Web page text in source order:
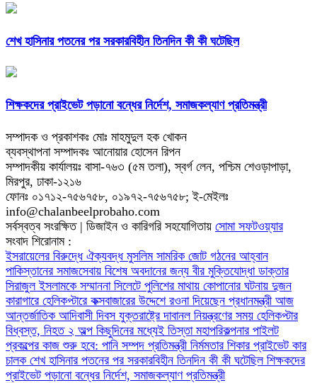
শেখ হাসিনার পতনের পর সরকারবিহীন তিনদিন কী কী ঘটেছিল
শিক্ষকদের প্রাইভেট পড়ানো বন্ধের নির্দেশ, সমাজকল্যাণ প্রতিমন্ত্রী
সম্পাদক ও প্রকাশকঃ মোঃ মাহমুদুল হক খোকন
ব্যবস্থাপনা সম্পাদকঃ আনোয়ার হোসেন রিপন
সম্পাদকীয় কার্যালয়ঃ বাসা-৭৬৩ (৫ম তলা), স্বর্গ লেন, পশ্চিম শেওড়াপাড়া,
মিরপুর, ঢাকা-১২১৬
ফোনঃ ০১৭১২-৭৫৬৭৫৮, ০১৯৭২-৭৫৬৭৫৮; ই-মেইলঃ
info@chalanbeelprobaho.com
সর্বস্বত্ব সংরক্ষিত | ডিজাইন ও কারিগরি সহযোগিতায় সোমা সফটওয়্যার
সংবাদ শিরোনাম :
ইসরায়েলের বিরুদ্ধে ঐক্যবদ্ধ মুসলিম সামরিক জোট গঠনের আহ্বান
পাকিস্তানের সমাজসেবায় বিশেষ অবদানের জন্য বীর মুক্তিযোদ্ধা ডাক্তার
সিরাজুল ইসলামকে সম্মাননা সিলেটে পুলিশের মাথায় কোপানোর ঘটনায় দুজন
কারাগারে হেলিকপ্টারে কক্সবাজারের উদ্দেশে রওনা দিয়েছেন প্রধানমন্ত্রী আজ
আন্তর্জাতিক আদিবাসী দিবস যুক্তরাষ্ট্রে দাবানল নিয়ন্ত্রণের সময় হেলিকপ্টার
বিধ্বস্ত, নিহত ২ অল্প কিছুদিনের মধ্যেই তিস্তা মহাপরিকল্পনার পাইলট
প্রকল্পের কাজ শুরু হবে: পানি সম্পদ প্রতিমন্ত্রী নির্মমতার শিকার প্রাইভেট কার
চালক শেখ হাসিনার পতনের পর সরকারবিহীন তিনদিন কী কী ঘটেছিল শিক্ষকদের
প্রাইভেট পড়ানো বন্ধের নির্দেশ, সমাজকল্যাণ প্রতিমন্ত্রী